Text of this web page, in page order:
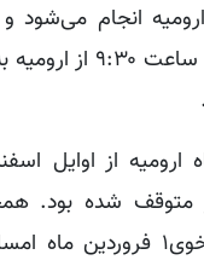
انجام می‌شود و
نیز در همان روز،
ارومیه از اوایل
شده بود.
های ارومیه و خوی١